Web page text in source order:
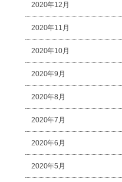
2020年12月
2020年11月
2020年10月
2020年9月
2020年8月
2020年7月
2020年6月
2020年5月